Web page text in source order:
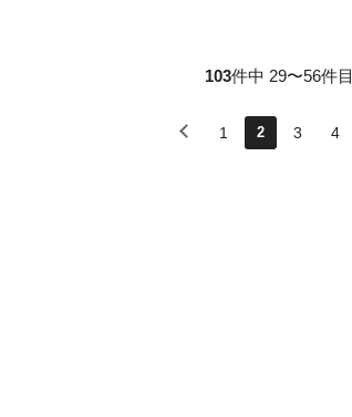
103件中 29〜56件目
1 2 3 4